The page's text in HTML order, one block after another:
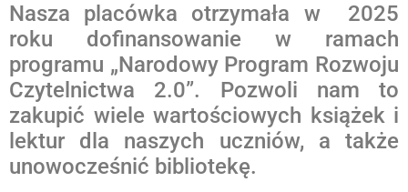
Nasza placówka otrzymała w 2025
roku dofinansowanie w ramach
programu „Narodowy Program Rozwoju
Czytelnictwa 2.0”. Pozwoli nam to
zakupić wiele wartościowych książek i
lektur dla naszych uczniów, a także
unowocześnić bibliotekę.